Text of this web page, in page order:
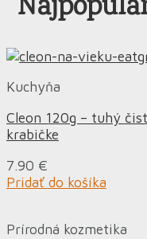
Kuchyňa
Cleon 120g – tuhý
krabičke
7.90 €
Pridať do košíka
Prírodná kozmetika